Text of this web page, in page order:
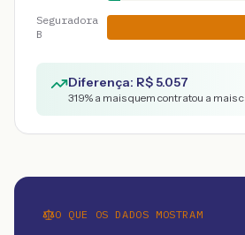
Seguradora
B
Diferença: R$5.057
319% a mais quem contratou a mais
O QUE OS DADOS MOSTRAM